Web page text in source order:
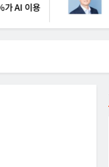
[소청백의